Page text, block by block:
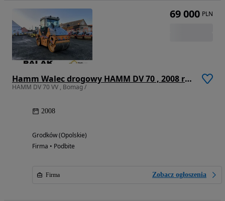
Hamm Walec drogowy HAMM DV 70 , 2008 rok
HAMM DV 70 VV , Bomag /
2008
Grodków (Opolskie)
Firma • Podbite
Firma Zobacz ogłoszenia
69 000 PLN